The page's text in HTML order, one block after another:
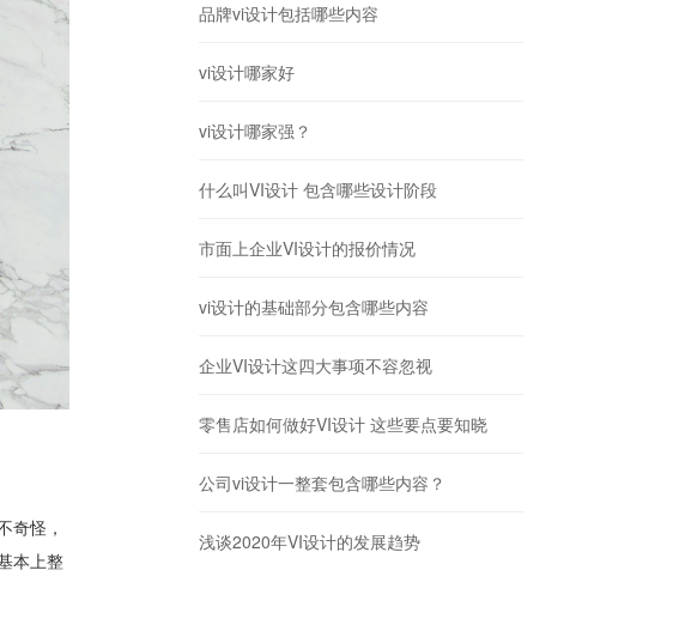
奇怪，
本上整
品牌vi设计包括哪些内容
vi设计哪家好
vi设计哪家强？
什么叫VI设计 包含哪些设计阶段
市面上企业VI设计的报价情况
vi设计的基础部分包含哪些内容
企业VI设计这四大事项不容忽视
零售店如何做好VI设计 这些要点要知晓
公司vi设计一整套包含哪些内容？
浅谈2020年VI设计的发展趋势